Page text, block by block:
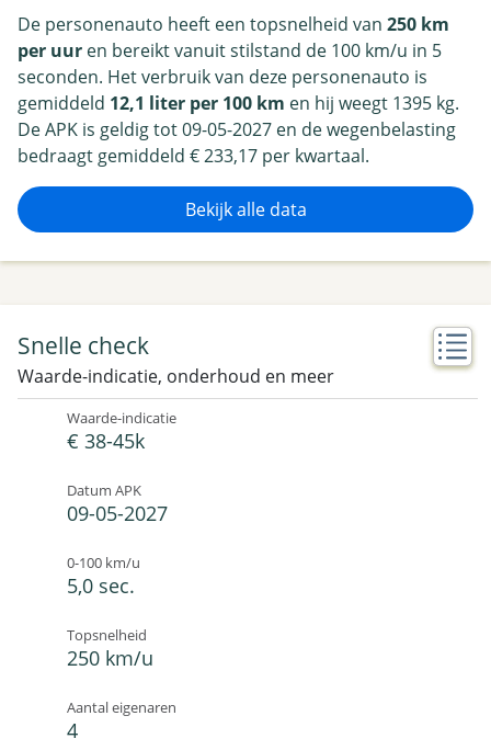
De personenauto heeft een topsnelheid van 250 km
per uur en bereikt vanuit stilstand de 100 km/u in 5
seconden. Het verbruik van deze personenauto is
gemiddeld 12,1 liter per 100 km en hij weegt 1395 kg.
De APK is geldig tot 09-05-2027 en de wegenbelasting
bedraagt gemiddeld € 233,17 per kwartaal.
Bekijk alle data
Snelle check
Waarde-indicatie, onderhoud en meer
Waarde-indicatie
€ 38-45k
Datum APK
09-05-2027
0-100 km/u
5,0 sec.
Topsnelheid
250 km/u
Aantal eigenaren
4